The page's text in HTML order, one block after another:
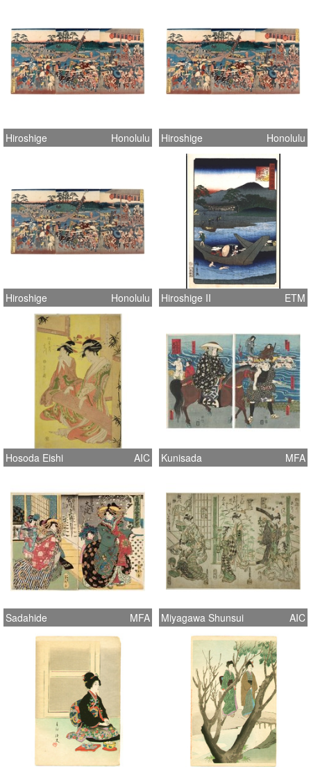
Hiroshige Honolulu Hiroshige Honolulu
Hiroshige Honolulu Hiroshige II ETM
Hosoda Eishi AIC Kunisada MFA
Sadahide MFA Miyagawa Shunsui AIC